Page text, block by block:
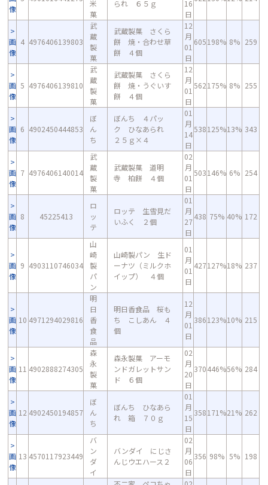
像
米
菓
られ ６５ｇ
16
日
画
像
4 4976406139803
武
蔵
製
菓
武蔵製菓 さくら
餅 焼・合わせ草
餅 ４個
12
月
01
日
605198% 8% 259
画
像
5 4976406139810
武
蔵
製
菓
武蔵製菓 さくら
餅 焼・うぐいす
餅 ４個
12
月
01
日
562175% 8% 255
画
像
6 4902450444853
ぼ
ん
ち
ぼんち ４パッ
ク ひなあられ
２５ｇ×４
01
月
14
日
538125%13% 343
画
像
7 4976406140014
武
蔵
製
菓
武蔵製菓 道明
寺 柏餅 ４個
02
月
01
日
503146% 6% 254
画
像
8 45225413
ロ
ッ
テ
ロッテ 生雪見だ
いふく ２個
01
月
27
日
438 75% 40% 172
画
像
9 4903110746034
山
崎
製
パ
ン
山崎製パン 生ド
ーナツ（ミルクホ
イップ） ４個
01
月
01
日
427127%18% 237
画
像
10 4971294029816
明
日
香
食
品
明日香食品 桜も
ち こしあん ４
個
12
月
01
日
386123%10% 215
画
像
11 4902888274305
森
永
製
菓
森永製菓 アーモ
ンドガレットサン
ド ６個
02
月
20
日
370446%56% 284
画
像
12 4902450194857
ぼ
ん
ち
ぼんち ひなあら
れ 箱 ７０ｇ
01
月
15
日
358171%21% 262
画
像
13 4570117923449
バ
ン
ダ
イ
バンダイ にじさ
んじウエハース２
02
月
06
日
356 98% 5% 198